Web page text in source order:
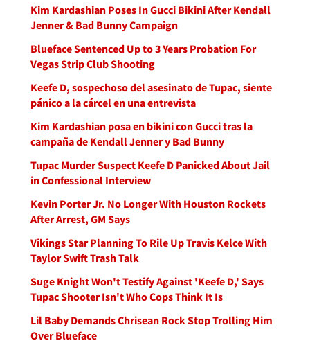
Kim Kardashian Poses In Gucci Bikini After Kendall
Jenner & Bad Bunny Campaign
Blueface Sentenced Up to 3 Years Probation For
Vegas Strip Club Shooting
Keefe D, sospechoso del asesinato de Tupac, siente
pánico a la cárcel en una entrevista
Kim Kardashian posa en bikini con Gucci tras la
campaña de Kendall Jenner y Bad Bunny
Tupac Murder Suspect Keefe D Panicked About Jail
in Confessional Interview
Kevin Porter Jr. No Longer With Houston Rockets
After Arrest, GM Says
Vikings Star Planning To Rile Up Travis Kelce With
Taylor Swift Trash Talk
Suge Knight Won't Testify Against 'Keefe D,' Says
Tupac Shooter Isn't Who Cops Think It Is
Lil Baby Demands Chrisean Rock Stop Trolling Him
Over Blueface